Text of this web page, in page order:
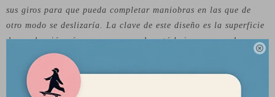

sus giros para que pueda completar maniobras en las que de
otro modo se deslizaría. La clave de este diseño es la superficie
de conducción cóncava que, cuando está bajo peso, produce una
zona de contacto con forma de reloj de arena. Esto aumenta el
área de la superficie y empuja el labio hacia el suelo, creando
más agarre que nunca y manteniendo una velocidad de balanceo